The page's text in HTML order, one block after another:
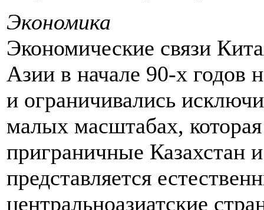
Экономика
Экономические связи
Азии в начале 90-х годов
и ограничивались
малых масштабах,
приграничные Казахстан
представляется
центральноазиатские